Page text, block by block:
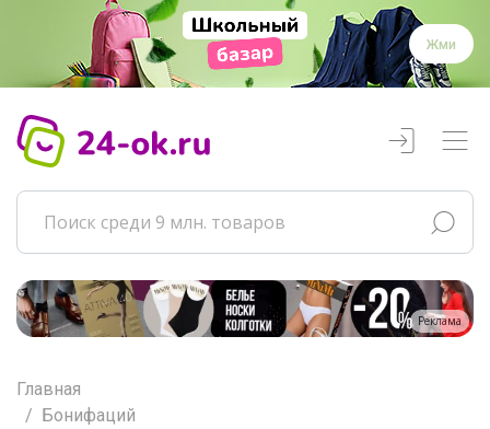
Жми
Реклама
Главная
Бонифаций